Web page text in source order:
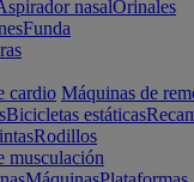
nasalOrinales
Funda
cardio Máquinas de
Bicicletas estáticas
Rodillos
musculación